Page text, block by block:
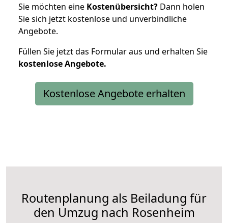
Sie möchten eine Kostenübersicht? Dann holen
Sie sich jetzt kostenlose und unverbindliche
Angebote.
Füllen Sie jetzt das Formular aus und erhalten Sie
kostenloseAngebote.
Kostenlose Angebote erhalten
Routenplanung als Beiladung für
den Umzug nach Rosenheim